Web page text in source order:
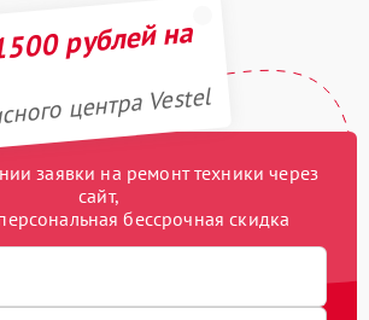
рублей на
центра Vestel
заявки на ремонт техники через
сайт,
бессрочная скидка